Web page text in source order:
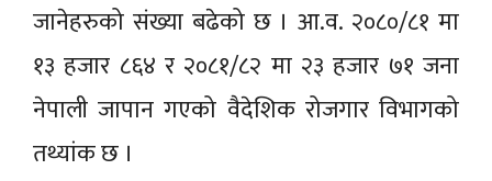
जानेहरुको संख्या बढेको छ । आ.व. २०८०/८१ मा
१३ हजार ८६४ र २०८१/८२ मा २३ हजार ७१ जना
नेपाली जापान गएको वैदेशिक रोजगार विभागको
तथ्यांक छ ।